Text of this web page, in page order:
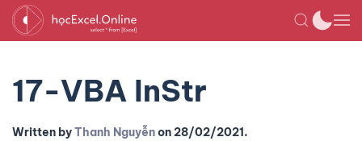
17-VBA InStr
Written byThanh Nguyễnon28/02/2021.